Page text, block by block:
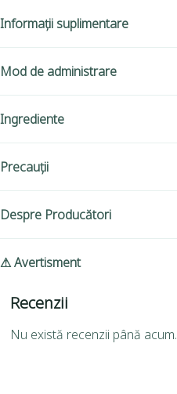
Informații suplimentare
Mod de administrare
Ingrediente
Precauții
Despre Producători
⚠ Avertisment
Recenzii
Nu există recenzii până acum.